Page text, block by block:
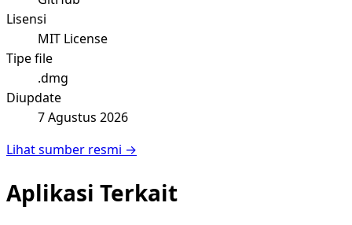
Lisensi
MIT License
Tipe file
.dmg
Diupdate
7 Agustus 2026
Lihat sumber resmi →
Aplikasi Terkait